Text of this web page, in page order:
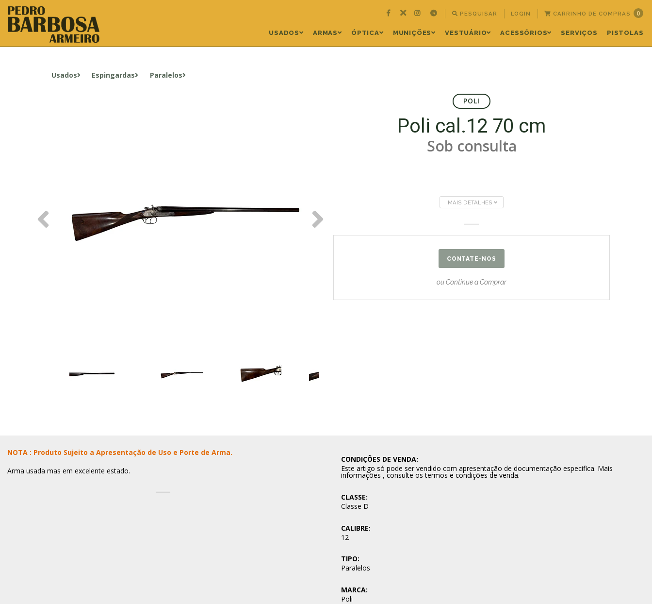
PESQUISAR LOGIN CARRINHO DE COMPRAS 0
USADOS ARMAS ÓPTICA MUNIÇÕES VESTUÁRIO ACESSÓRIOS SERVIÇOS PISTOLAS
Usados Espingardas Paralelos
POLI
Poli cal.12 70 cm
Sob consulta
MAIS DETALHES
CONTATE-NOS
ou Continue a Comprar
NOTA : Produto Sujeito a Apresentação de Uso e Porte de Arma.
Arma usada mas em excelente estado.
CONDIÇÕES DE VENDA:
Este artigo só pode ser vendido com apresentação de documentação especifica. Mais
informações , consulte os termos e condições de venda.
CLASSE:
Classe D
CALIBRE:
12
TIPO:
Paralelos
MARCA:
Poli